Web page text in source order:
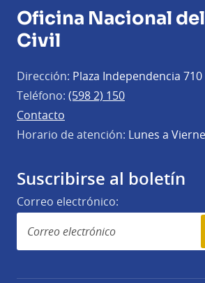
Oficina Nacional
Civil
Dirección: Plaza Independencia 710
Teléfono: (598 2) 150
Contacto
Horario de atención: Lunes a
Suscribirse al boletín
Correo electrónico: